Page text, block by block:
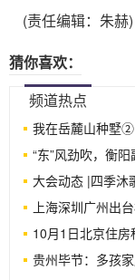
(责任编辑：朱赫)
猜你喜欢：
频道热点
我在岳麓山种墅
“东”风劲吹，衡
大会动态 |四季沐
上海深圳广州出
10月1日北京住
贵州毕节：多孩